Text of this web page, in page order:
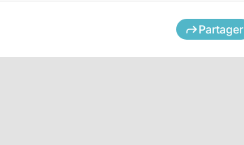
Partager